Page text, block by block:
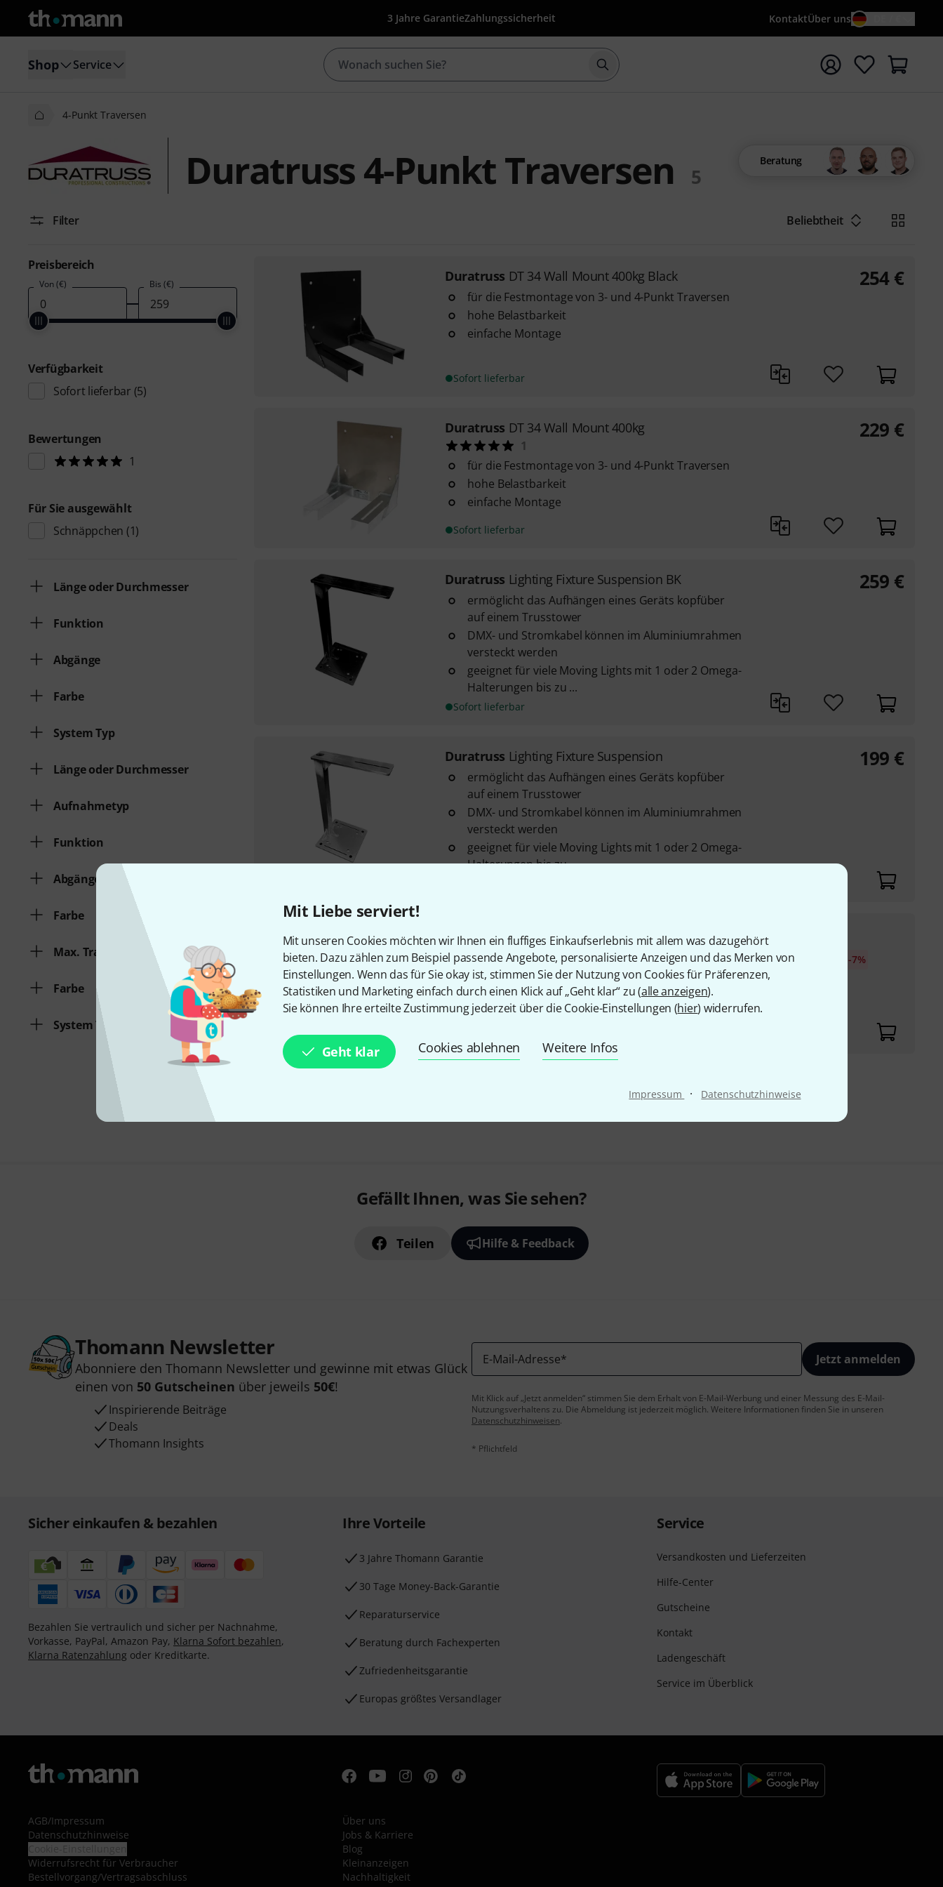
Mit Liebe serviert!
Mit unseren Cookies möchten wir Ihnen ein fluffiges Einkaufserlebnis mit allem was dazugehört
bieten. Dazu zählen zum Beispiel passende Angebote, personalisierte Anzeigen und das Merken von
Einstellungen. Wenn das für Sie okay ist, stimmen Sie der Nutzung von Cookies für Präferenzen,
Statistiken und Marketing einfach durch einen Klick auf „Geht klar“ zu (alle anzeigen).
Sie können Ihre erteilte Zustimmung jederzeit über die Cookie-Einstellungen (hier) widerrufen.
Geht klar Cookies ablehnen Weitere Infos
Impressum · Datenschutzhinweise
3 Jahre GarantieZahlungssicherheit KontaktÜber uns
Shop Service Suche mit Suchwort {searchTerm} starten
4-Punkt Traversen
Duratruss 4-Punkt Traversen 5
Beratung
Filter Beliebtheit
Preisbereich
Von (€) Bis (€)
Verfügbarkeit
Sofort lieferbar (5)
Bewertungen
1
Für Sie ausgewählt
Schnäppchen (1)
Länge oder Durchmesser
Funktion
Abgänge
Farbe
System Typ
Länge oder Durchmesser
Aufnahmetyp
Funktion
Abgänge
Farbe
Max. Tragfähigkeit
Farbe
System Typ
Duratruss DT 34 Wall Mount 400kg Black
für die Festmontage von 3- und 4-Punkt Traversen
hohe Belastbarkeit
einfache Montage
Sofort lieferbar
254 €
Duratruss DT 34 Wall Mount 400kg
1
für die Festmontage von 3- und 4-Punkt Traversen
hohe Belastbarkeit
einfache Montage
Sofort lieferbar
229 €
Duratruss Lighting Fixture Suspension BK
ermöglicht das Aufhängen eines Geräts kopfüber
auf einem Trusstower
DMX- und Stromkabel können im Aluminiumrahmen
versteckt werden
geeignet für viele Moving Lights mit 1 oder 2 Omega-
Halterungen bis zu ...
Sofort lieferbar
259 €
Duratruss Lighting Fixture Suspension
ermöglicht das Aufhängen eines Geräts kopfüber
auf einem Trusstower
DMX- und Stromkabel können im Aluminiumrahmen
versteckt werden
geeignet für viele Moving Lights mit 1 oder 2 Omega-
Halterungen bis zu ...
199 €
Duratruss DT 34 Wall Mount 400kg B-Stock
für die Festmontage von 3- und 4-Punkt Traversen
hohe Belastbarkeit
einfache Montage
219€
30-Tage-Bestpreis -7%
Kostenloser Versand ab 29 €
Gefällt Ihnen, was Sie sehen?
Teilen Hilfe & Feedback
Thomann Newsletter
Abonniere den Thomann Newsletter und gewinne mit etwas Glück
einen von 50 Gutscheinen über jeweils 50€!
Inspirierende Beiträge
Deals
Thomann Insights
E-Mail-Adresse* Jetzt anmelden
Mit Klick auf „Jetzt anmelden“ stimmen Sie dem Erhalt von E-Mail-Werbung und einer Messung des E-Mail-
Nutzungsverhaltens zu. Die Abmeldung ist jederzeit möglich. Weitere Informationen finden Sie in unseren
Datenschutzhinweisen.
* Pflichtfeld
Sicher einkaufen & bezahlen
Bezahlen Sie vertraulich und sicher per Nachnahme,
Vorkasse, PayPal, Amazon Pay, Klarna Sofort bezahlen,
Klarna Ratenzahlung oder Kreditkarte.
Ihre Vorteile
3 Jahre Thomann Garantie
30 Tage Money-Back-Garantie
Reparaturservice
Beratung durch Fachexperten
Zufriedenheitsgarantie
Europas größtes Versandlager
Service
Versandkosten und Lieferzeiten
Hilfe-Center
Gutscheine
Kontakt
Ladengeschäft
Service im Überblick
AGB/Impressum
Datenschutzhinweise
Widerrufsrecht für Verbraucher
Bestellvorgang/Vertragsabschluss
Über uns
Jobs & Karriere
Blog
Kleinanzeigen
Nachhaltigkeit